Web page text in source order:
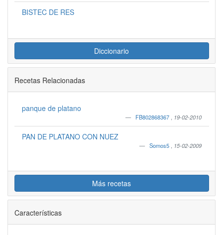
BISTEC DE RES
Diccionario
Recetas Relacionadas
panque de platano
FB802868367 19-02-2010
PAN DE PLATANO CON NUEZ
Somos5 15-02-2009
Más recetas
Características